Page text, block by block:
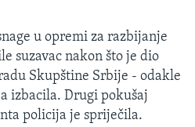
u opremi za razbijanje
suzavac nakon što je dio
Skupštine Srbije - odakle
izbacila. Drugi pokušaj
policija je spriječila.